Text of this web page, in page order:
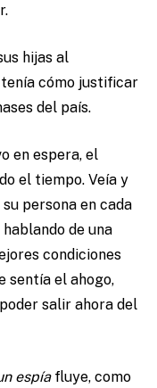
hijas al
cómo justificar
del país.
en espera, el
el tiempo. Veía y
persona en cada
de una
condiciones
sentía el ahogo,
salir ahora del
espíafluye, como